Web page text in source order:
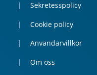
Sekretesspolicy
Cookie policy
Anvandarvillkor
Om oss